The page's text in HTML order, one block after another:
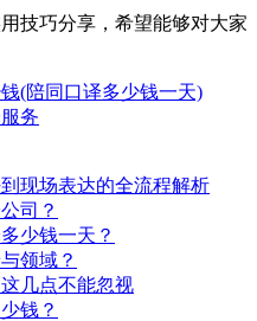
技巧分享，希望能够对大家
(陪同口译多少钱一天)
务
现场表达的全流程解析
司？
少钱一天？
领域？
几点不能忽视
钱？